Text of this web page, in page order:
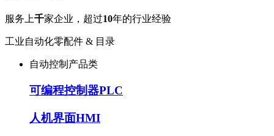
服务上千家企业，超过10年的行业经验
工业自动化零配件 & 目录
自动控制产品类
可编程控制器PLC
人机界面HMI